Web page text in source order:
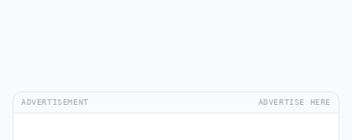
ADVERTISEMENT ADVERTISE HERE